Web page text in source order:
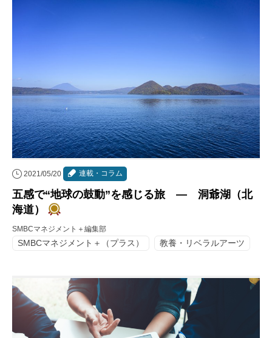
2021/05/20 連載・コラム
五感で“地球の鼓動”を感じる旅 ― 洞爺湖（北
海道）
SMBCマネジメント＋編集部
SMBCマネジメント＋（プラス） 教養・リベラルアーツ